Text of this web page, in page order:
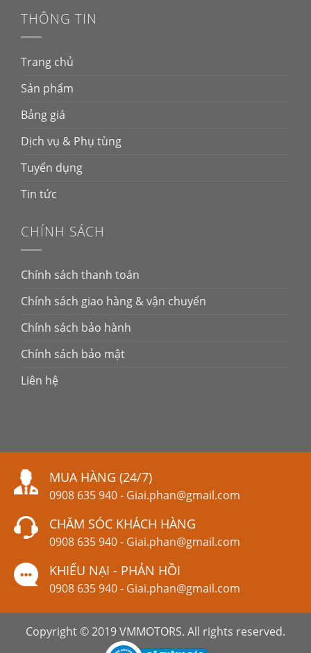
THÔNG TIN
Trang chủ
Sản phẩm
Bảng giá
Dịch vụ & Phụ tùng
Tuyển dụng
Tin tức
CHÍNH SÁCH
Chính sách thanh toán
Chính sách giao hàng & vận chuyển
Chính sách bảo hành
Chính sách bảo mật
Liên hệ
MUA HÀNG (24/7)
0908 635 940- Giai.phan@gmail.com
CHĂM SÓC KHÁCH HÀNG
0908 635 940- Giai.phan@gmail.com
KHIẾU NẠI - PHẢN HỒI
0908 635 940- Giai.phan@gmail.com
Copyright © 2019 VMMOTORS. All rights reserved.